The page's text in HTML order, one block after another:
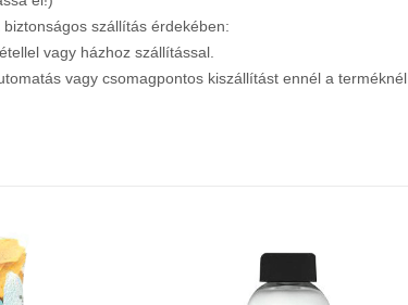
szállítás érdekében:
vagy házhoz szállítással.
vagy csomagpontos kiszállítást ennél a terméknél